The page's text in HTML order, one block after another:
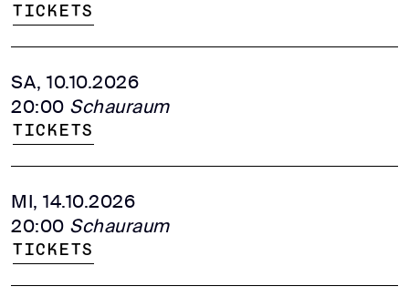
Tickets
SA, 10.10.2026
20:00 Schauraum
Tickets
MI, 14.10.2026
20:00 Schauraum
Tickets